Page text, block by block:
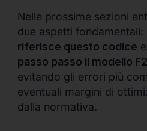
Nelle prossime sezioni
due aspetti fondamentali:
riferisce questo codice e
passo passo il modello
evitando gli errori più
eventuali margini di
dalla normativa.